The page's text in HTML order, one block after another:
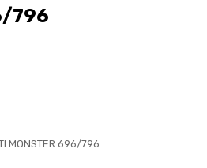
796
MONSTER 696/796